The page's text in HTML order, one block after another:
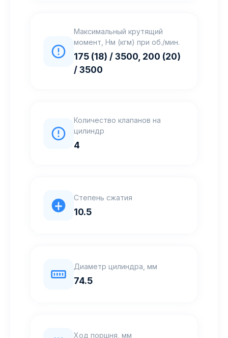
Максимальный крутящий
момент, Нм (кгм) при об./мин.
175 (18) / 3500, 200 (20)
/ 3500
Количество клапанов на
цилиндр
4
Степень сжатия
10.5
Диаметр цилиндра, мм
74.5
Ход поршня, мм